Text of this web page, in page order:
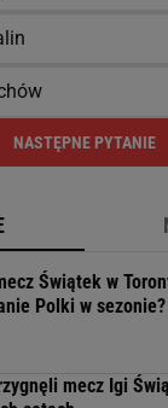
NASTĘPNE PYTANIE
Świątek w
Polki w sezonie?
mecz Igi